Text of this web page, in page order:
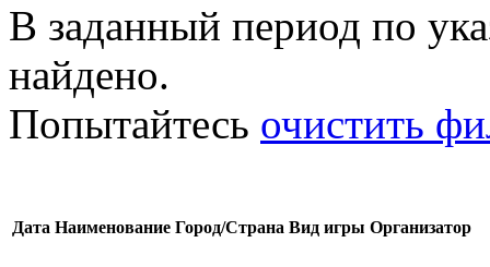
В заданный период по
найдено.
Попытайтесь очистить
Дата Наименование Город/Страна Вид игры Организатор